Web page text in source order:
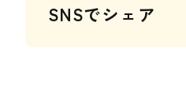
SNSでシェア